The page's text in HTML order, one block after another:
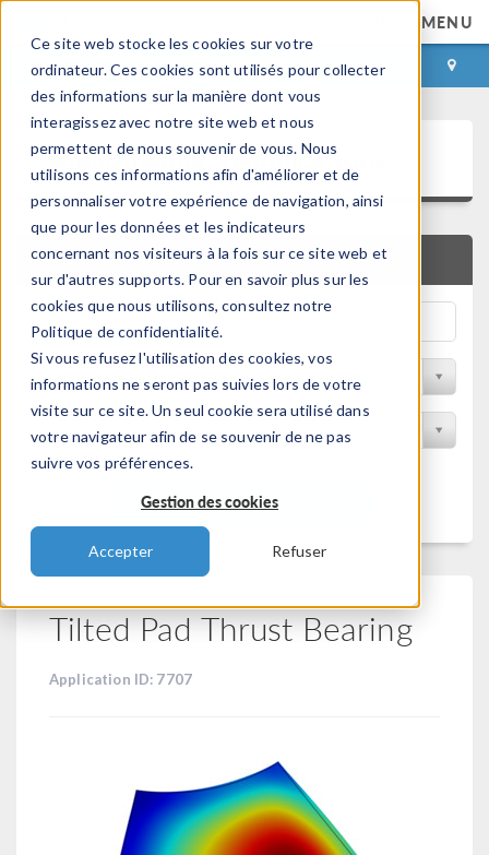
Ce site web stocke les cookies sur votre
ordinateur. Ces cookies sont utilisés pour collecter
des informations sur la manière dont vous
interagissez avec notre site web et nous
permettent de nous souvenir de vous. Nous
utilisons ces informations afin d'améliorer et de
personnaliser votre expérience de navigation, ainsi
que pour les données et les indicateurs
concernant nos visiteurs à la fois sur ce site web et
sur d'autres supports. Pour en savoir plus sur les
cookies que nous utilisons, consultez notre
Politique de confidentialité.
Si vous refusez l'utilisation des cookies, vos
informations ne seront pas suivies lors de votre
visite sur ce site. Un seul cookie sera utilisé dans
votre navigateur afin de se souvenir de ne pas
suivre vos préférences.
Gestion des cookies
Accepter Refuser
MENU
CONNEXION CONTACT
Bibliothèque d'Applications
RECHERCHE RAPIDE
Trier par Discipline
Filtrer par produit
Filtrer
Tilted Pad Thrust Bearing
Application ID: 7707